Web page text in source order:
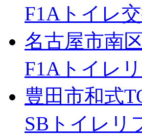
F1Aトイレ
名古屋市南
F1Aトイレ
豊田市和式
SBトイレリ